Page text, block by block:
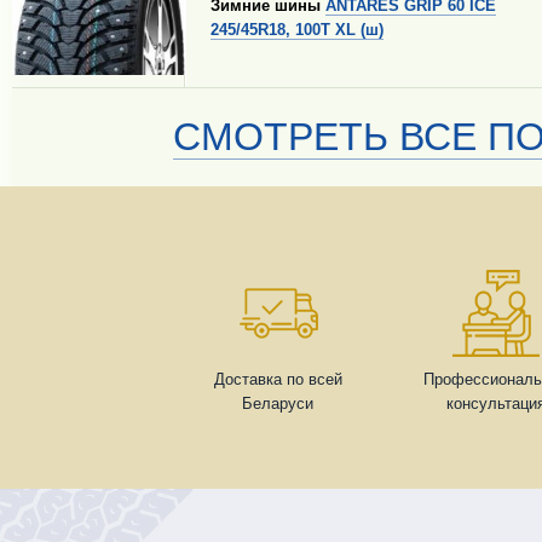
Зимние шины ANTARES GRIP 60 ICE
245/45R18, 100T XL (ш)
СМОТРЕТЬ ВСЕ
Доставка по всей
Беларуси